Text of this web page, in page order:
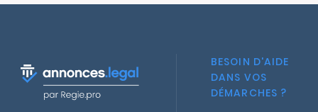
BESOIN D'AIDE
DANS VOS
DÉMARCHES ?